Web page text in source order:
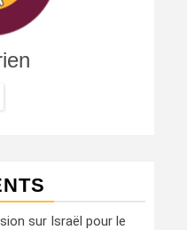
sur Israël pour le